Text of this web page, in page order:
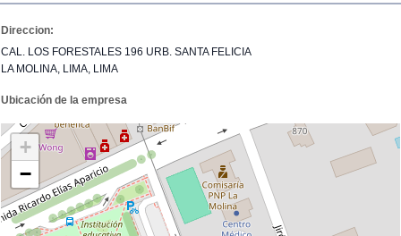
Direccion:
CAL. LOS FORESTALES 196 URB. SANTA FELICIA
LA MOLINA, LIMA, LIMA
Ubicación de la empresa
+
−